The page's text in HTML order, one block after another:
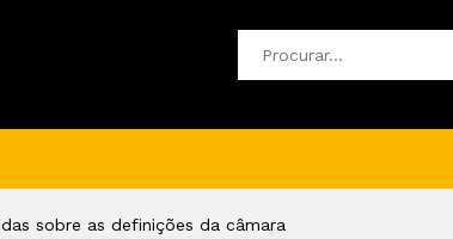
sobre as definições da câmara